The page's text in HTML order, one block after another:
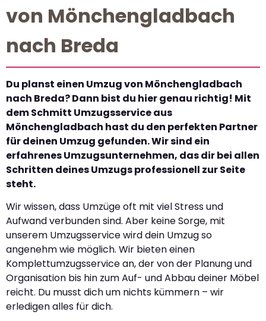
von Mönchengladbach
nach Breda
Du planst einen Umzug von Mönchengladbach
nach Breda? Dann bist du hier genau richtig! Mit
dem Schmitt Umzugsservice aus
Mönchengladbach hast du den perfekten Partner
für deinen Umzug gefunden. Wir sind ein
erfahrenes Umzugsunternehmen, das dir bei allen
Schritten deines Umzugs professionell zur Seite
steht.
Wir wissen, dass Umzüge oft mit viel Stress und
Aufwand verbunden sind. Aber keine Sorge, mit
unserem Umzugsservice wird dein Umzug so
angenehm wie möglich. Wir bieten einen
Komplettumzugsservice an, der von der Planung und
Organisation bis hin zum Auf- und Abbau deiner Möbel
reicht. Du musst dich um nichts kümmern – wir
erledigen alles für dich.